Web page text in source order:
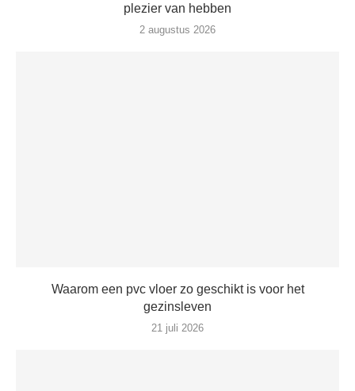
plezier van hebben
2 augustus 2026
Waarom een pvc vloer zo geschikt is voor het
gezinsleven
21 juli 2026